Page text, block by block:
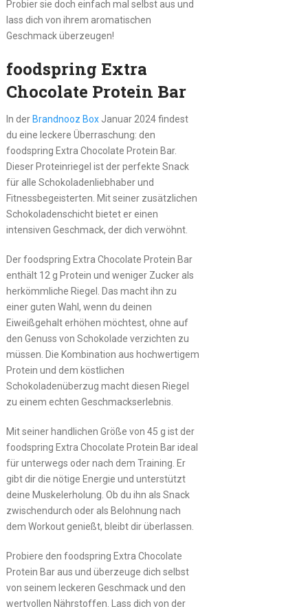
Probier sie doch einfach mal selbst aus und
lass dich von ihrem aromatischen
Geschmack überzeugen!
foodspring Extra
Chocolate Protein Bar
In derBrandnooz BoxJanuar 2024 findest
du eine leckere Überraschung: den
foodspring Extra Chocolate Protein Bar.
Dieser Proteinriegel ist der perfekte Snack
für alle Schokoladenliebhaber und
Fitnessbegeisterten. Mit seiner zusätzlichen
Schokoladenschicht bietet er einen
intensiven Geschmack, der dich verwöhnt.
Der foodspring Extra Chocolate Protein Bar
enthält 12 g Protein und weniger Zucker als
herkömmliche Riegel. Das macht ihn zu
einer guten Wahl, wenn du deinen
Eiweißgehalt erhöhen möchtest, ohne auf
den Genuss von Schokolade verzichten zu
müssen. Die Kombination aus hochwertigem
Protein und dem köstlichen
Schokoladenüberzug macht diesen Riegel
zu einem echten Geschmackserlebnis.
Mit seiner handlichen Größe von 45 g ist der
foodspring Extra Chocolate Protein Bar ideal
für unterwegs oder nach dem Training. Er
gibt dir die nötige Energie und unterstützt
deine Muskelerholung. Ob du ihn als Snack
zwischendurch oder als Belohnung nach
dem Workout genießt, bleibt dir überlassen.
Probiere den foodspring Extra Chocolate
Protein Bar aus und überzeuge dich selbst
von seinem leckeren Geschmack und den
wertvollen Nährstoffen. Lass dich von der